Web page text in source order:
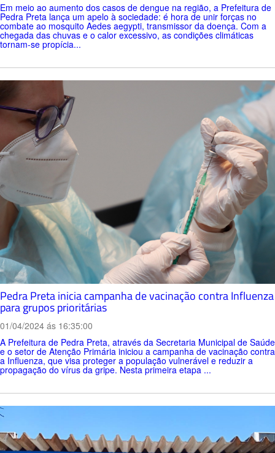
Em meio ao aumento dos casos de dengue na região, a Prefeitura de
Pedra Preta lança um apelo à sociedade: é hora de unir forças no
combate ao mosquito Aedes aegypti, transmissor da doença. Com a
chegada das chuvas e o calor excessivo, as condições climáticas
tornam-se propícia...
Pedra Preta inicia campanha de vacinação contra Influenza
para grupos prioritárias
01/04/2024 ás 16:35:00
A Prefeitura de Pedra Preta, através da Secretaria Municipal de Saúde
e o setor de Atenção Primária iniciou a campanha de vacinação contra
a Influenza, que visa proteger a população vulnerável e reduzir a
propagação do vírus da gripe. Nesta primeira etapa ...